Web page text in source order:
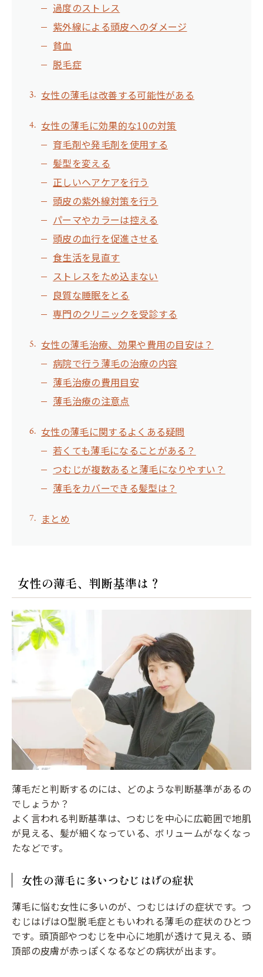
過度のストレス
紫外線による頭皮へのダメージ
貧血
脱毛症
女性の薄毛は改善する可能性がある
女性の薄毛に効果的な10の対策
育毛剤や発毛剤を使用する
髪型を変える
正しいヘアケアを行う
頭皮の紫外線対策を行う
パーマやカラーは控える
頭皮の血行を促進させる
食生活を見直す
ストレスをため込まない
良質な睡眠をとる
専門のクリニックを受診する
女性の薄毛治療、効果や費用の目安は？
病院で行う薄毛の治療の内容
薄毛治療の費用目安
薄毛治療の注意点
女性の薄毛に関するよくある疑問
若くても薄毛になることがある？
つむじが複数あると薄毛になりやすい？
薄毛をカバーできる髪型は？
まとめ
女性の薄毛、判断基準は？
薄毛だと判断するのには、どのような判断基準があるの
でしょうか？
よく言われる判断基準は、つむじを中心に広範囲で地肌
が見える、髪が細くなっている、ボリュームがなくなっ
たなどです。
女性の薄毛に多いつむじはげの症状
薄毛に悩む女性に多いのが、つむじはげの症状です。つ
むじはげはO型脱毛症ともいわれる薄毛の症状のひとつ
です。頭頂部やつむじを中心に地肌が透けて見える、頭
頂部の皮膚が赤っぽくなるなどの病状が出ます。